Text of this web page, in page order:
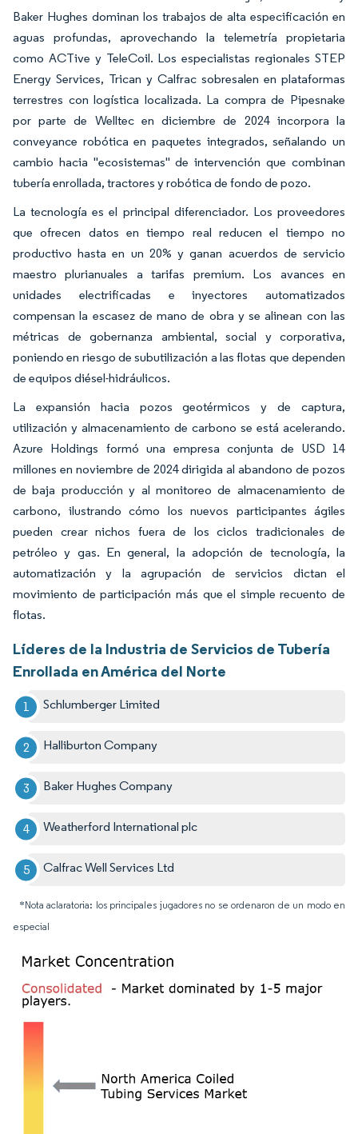
Baker Hughes dominan los trabajos de alta especificación en
aguas profundas, aprovechando la telemetría propietaria
como ACTive y TeleCoil. Los especialistas regionales STEP
Energy Services, Trican y Calfrac sobresalen en plataformas
terrestres con logística localizada. La compra de Pipesnake
por parte de Welltec en diciembre de 2024 incorpora la
conveyance robótica en paquetes integrados, señalando un
cambio hacia "ecosistemas" de intervención que combinan
tubería enrollada, tractores y robótica de fondo de pozo.
La tecnología es el principal diferenciador. Los proveedores
que ofrecen datos en tiempo real reducen el tiempo no
productivo hasta en un 20% y ganan acuerdos de servicio
maestro plurianuales a tarifas premium. Los avances en
unidades electrificadas e inyectores automatizados
compensan la escasez de mano de obra y se alinean con las
métricas de gobernanza ambiental, social y corporativa,
poniendo en riesgo de subutilización a las flotas que dependen
de equipos diésel-hidráulicos.
La expansión hacia pozos geotérmicos y de captura,
utilización y almacenamiento de carbono se está acelerando.
Azure Holdings formó una empresa conjunta de USD 14
millones en noviembre de 2024 dirigida al abandono de pozos
de baja producción y al monitoreo de almacenamiento de
carbono, ilustrando cómo los nuevos participantes ágiles
pueden crear nichos fuera de los ciclos tradicionales de
petróleo y gas. En general, la adopción de tecnología, la
automatización y la agrupación de servicios dictan el
movimiento de participación más que el simple recuento de
flotas.
Líderes de la Industria de Servicios de Tubería
Enrollada en América del Norte
Schlumberger Limited
Halliburton Company
Baker Hughes Company
Weatherford International plc
Calfrac Well Services Ltd
*Nota aclaratoria: los principales jugadores no se ordenaron de un modo en
especial